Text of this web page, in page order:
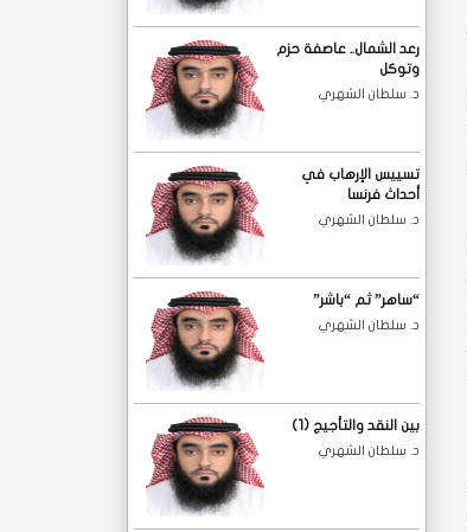
رعد الشمال.. عاصفة حزم
وتوكل
د. سلطان الشهري
تسييس الإرهاب في
أحداث فرنسا
د. سلطان الشهري
“ساهر” ثم “باشر”‎
د. سلطان الشهري
بين النقد والتأجيج (1)
د. سلطان الشهري